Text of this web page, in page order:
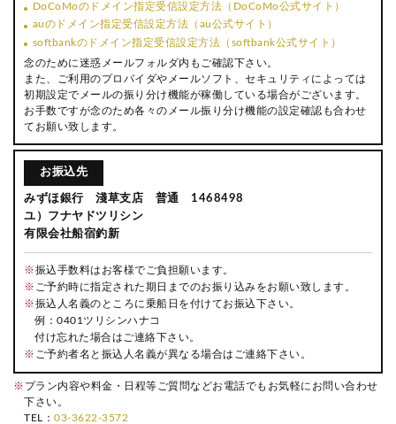
DoCoMoのドメイン指定受信設定方法（DoCoMo公式サイト）
auのドメイン指定受信設定方法（au公式サイト）
softbankのドメイン指定受信設定方法（softbank公式サイト）
念のために迷惑メールフォルダ内もご確認下さい。
また、ご利用のプロバイダやメールソフト、セキュリティによっては
初期設定でメールの振り分け機能が稼働している場合がございます。
お手数ですが念のため各々のメール振り分け機能の設定確認も合わせ
てお願い致します。
お振込先
みずほ銀行 淺草支店 普通 1468498
ユ）フナヤドツリシン
有限会社船宿釣新
※振込手数料はお客様でご負担願います。
※ ご予約時に指定された期日までのお振り込みをお願い致します。
※振込人名義のところに乗船日を付けてお振込下さい。
例：0401ツリシンハナコ
付け忘れた場合はご連絡下さい。
※ ご予約者名と振込人名義が異なる場合はご連絡下さい。
※ プラン内容や料金・日程等ご質問などお電話でもお気軽にお問い合わせ
下さい。
TEL： 03-3622-3572